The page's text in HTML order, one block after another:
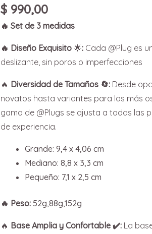
$ 990,00
🔥 Set de 3 medidas
🔥 Diseño Exquisito 🌟: Cada @Plug es
deslizante, sin poros o imperfecciones
🔥 Diversidad de Tamaños 🔄: Desde
novatos hasta variantes para los más
gama de @Plugs se ajusta a todas las
de experiencia.
Grande: 9,4 x 4,06 cm
Mediano: 8,8 x 3,3 cm
Pequeño: 7,1 x 2,5 cm
🔥 Peso: 52g,88g,152g
🔥 Base Amplia y Confortable ✔️: La
3)
Things
cantidad